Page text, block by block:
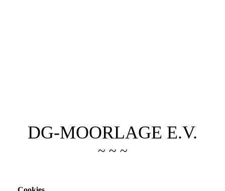
DG-MOORLAGE E.V.
~ ~ ~